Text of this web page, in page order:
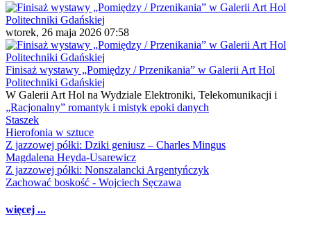
wtorek, 26 maja 2026 07:58
Finisaż wystawy „Pomiędzy / Przenikania” w Galerii Art Hol
Politechniki Gdańskiej
W Galerii Art Hol na Wydziale Elektroniki, Telekomunikacji i
„Racjonalny” romantyk i mistyk epoki danych
Staszek
Hierofonia w sztuce
Z jazzowej półki: Dziki geniusz – Charles Mingus
Magdalena Heyda-Usarewicz
Z jazzowej półki: Nonszalancki Argentyńczyk
Zachować boskość - Wojciech Sęczawa
więcej ...